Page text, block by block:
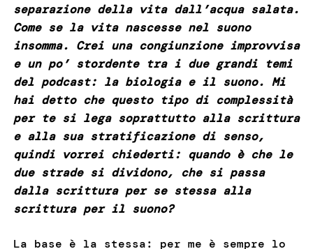
separazione della vita dall’acqua salata.
Come se la vita nascesse nel suono
insomma. Crei una congiunzione improvvisa
e un po’ stordente tra i due grandi temi
del podcast: la biologia e il suono. Mi
hai detto che questo tipo di complessità
per te si lega soprattutto alla scrittura
e alla sua stratificazione di senso,
quindi vorrei chiederti: quando è che le
due strade si dividono, che si passa
dalla scrittura per se stessa alla
scrittura per il suono?
La base è la stessa: per me è sempre lo